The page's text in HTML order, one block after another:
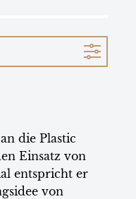
die Plastic
Einsatz von
entspricht er
von